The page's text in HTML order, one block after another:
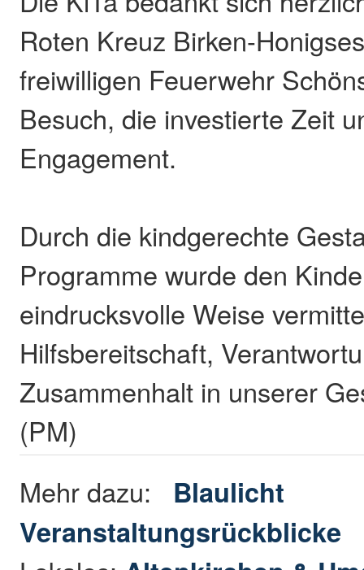
Roten Kreuz Birken-
freiwilligen Feuerwehr
Besuch, die investierte Zeit
Engagement.
Durch die kindgerechte
Programme wurde den
eindrucksvolle Weise
Hilfsbereitschaft,
Zusammenhalt in unserer
(PM)
Mehr dazu: Blaulicht
Veranstaltungsrückblicke